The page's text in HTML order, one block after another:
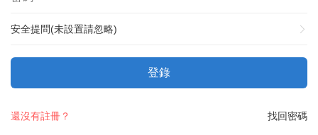
安全提問(未設置請忽略)
登錄
找回密碼
還沒有註冊？